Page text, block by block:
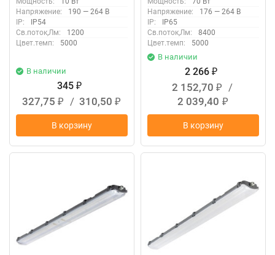
Напряжение:
190 — 264 В
IP:
IP54
Св.поток,Лм:
1200
Цвет.темп:
5000
В наличии
345 ₽
327,75 ₽ / 310,50 ₽
В корзину
Напряжение:
176 — 264 В
IP:
IP65
Св.поток,Лм:
8400
Цвет.темп:
5000
В наличии
2 266 ₽
2 152,70 ₽
/
2 039,40 ₽
В корзину